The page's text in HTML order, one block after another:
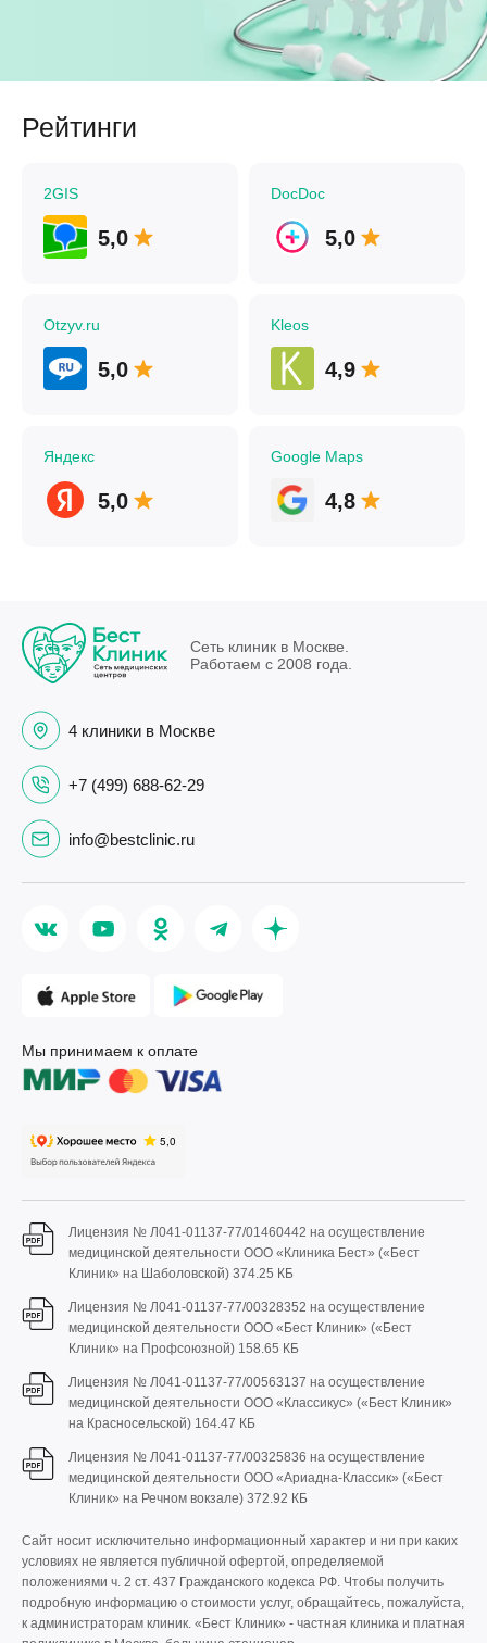
Рейтинги
2GIS
5,0
DocDoc
5,0
Otzyv.ru
5,0
Kleos
4,9
Яндекс
5,0
Google Maps
4,8
Сеть клиник в Москве.
Работаем с 2008 года.
4 клиники в Москве
+7 (499) 688-62-29
info@bestclinic.ru
Мы принимаем к оплате
Лицензия № Л041-01137-77/01460442 на осуществление
медицинской деятельности ООО «Клиника Бест» («Бест
Клиник» на Шаболовской) 374.25 КБ
Лицензия № Л041-01137-77/00328352 на осуществление
медицинской деятельности ООО «Бест Клиник» («Бест
Клиник» на Профсоюзной) 158.65 КБ
Лицензия № Л041-01137-77/00563137 на осуществление
медицинской деятельности ООО «Классикус» («Бест Клиник»
на Красносельской) 164.47 КБ
Лицензия № Л041-01137-77/00325836 на осуществление
медицинской деятельности ООО «Ариадна-Классик» («Бест
Клиник» на Речном вокзале) 372.92 КБ
Сайт носит исключительно информационный характер и ни при каких
условиях не является публичной офертой, определяемой
положениями ч. 2 ст. 437 Гражданского кодекса РФ. Чтобы получить
подробную информацию о стоимости услуг, обращайтесь, пожалуйста,
к администраторам клиник. «Бест Клиник» - частная клиника и платная